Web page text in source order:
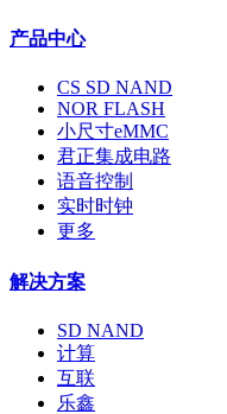
产品中心
CS SD NAND
NOR FLASH
小尺寸eMMC
君正集成电路
语音控制
实时时钟
更多
解决方案
SD NAND
计算
互联
乐鑫